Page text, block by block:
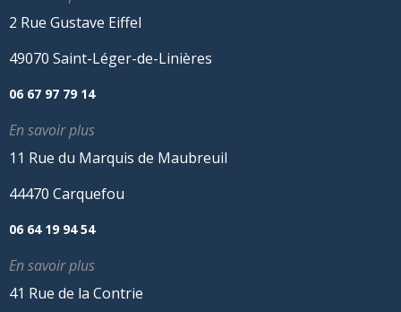
2 Rue Gustave Eiffel
49070 Saint-Léger-de-Linières
06 67 97 79 14
En savoir plus
11 Rue du Marquis de Maubreuil
44470 Carquefou
06 64 19 94 54
En savoir plus
41 Rue de la Contrie